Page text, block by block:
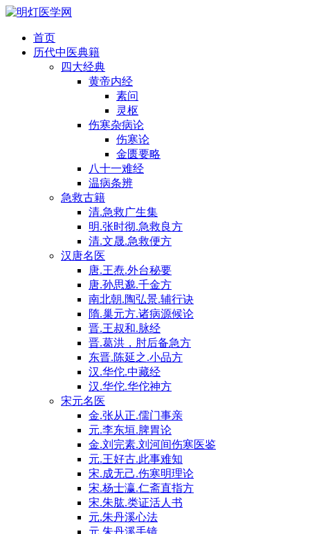
首页
历代中医典籍
四大经典
黄帝内经
素问
灵枢
伤寒杂病论
伤寒论
金匮要略
八十一难经
温病条辨
急救古籍
清.急救广生集
明.张时彻.急救良方
清.文晟.急救便方
汉唐名医
唐.王焘.外台秘要
唐.孙思邈.千金方
南北朝.陶弘景.辅行诀
隋.巢元方.诸病源候论
晋.王叔和.脉经
晋.葛洪，肘后备急方
东晋.陈延之.小品方
汉.华佗.中藏经
汉.华佗.华佗神方
宋元名医
金.张从正.儒门事亲
元.李东垣.脾胃论
金.刘完素.刘河间伤寒医鉴
元.王好古.此事难知
宋.成无己.伤寒明理论
宋.杨士瀛.仁斋直指方
宋.朱肱.类证活人书
元.朱丹溪心法
元.朱丹溪手镜